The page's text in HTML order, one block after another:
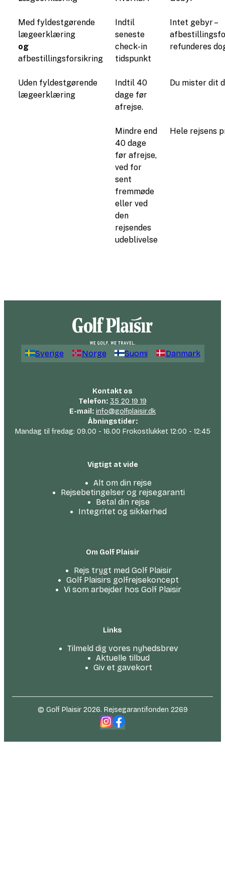
Med fyldestgørende
lægeerklæring
og
afbestillingsforsikring
Indtil
seneste
check-in
tidspunkt
Intet gebyr –
refunderes
Uden fyldestgørende
lægeerklæring
Indtil 40
dage før
afrejse.
Du mister dit
Mindre end
40 dage
før afrejse,
ved for
sent
fremmøde
eller ved
den
rejsendes
udeblivelse
Hele rejsens
Sverige Norge Suomi Danmark
Kontakt os
Telefon: 35 20 19 19
E-mail: info@golfplaisir.dk
Åbningstider:
Mandag til fredag: 09.00 - 16.00 Frokostlukket 12:00 - 12:45
Vigtigt at vide
Alt om din rejse
Rejsebetingelser og rejsegaranti
Betal din rejse
Integritet og sikkerhed
Om Golf Plaisir
Rejs trygt med Golf Plaisir
Golf Plaisirs golfrejsekoncept
Vi som arbejder hos Golf Plaisir
Links
Tilmeld dig vores nyhedsbrev
Aktuelle tilbud
Giv et gavekort
© Golf Plaisir 2026. Rejsegarantifonden 2269